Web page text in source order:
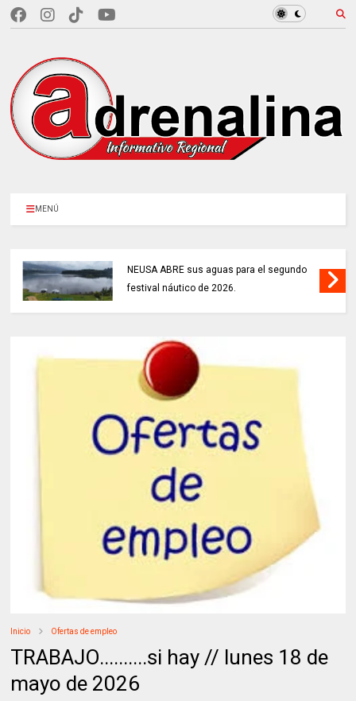
MENÚ
NEUSA ABRE sus aguas para el segundo
festival náutico de 2026.
Inicio Ofertas de empleo
TRABAJO..........si hay // lunes 18 de
mayo de 2026